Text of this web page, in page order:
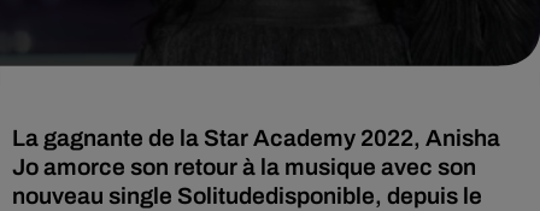
La gagnante de la Star Academy 2022, Anisha
Jo amorce son retour à la musique avec son
nouveau single Solitudedisponible, depuis le